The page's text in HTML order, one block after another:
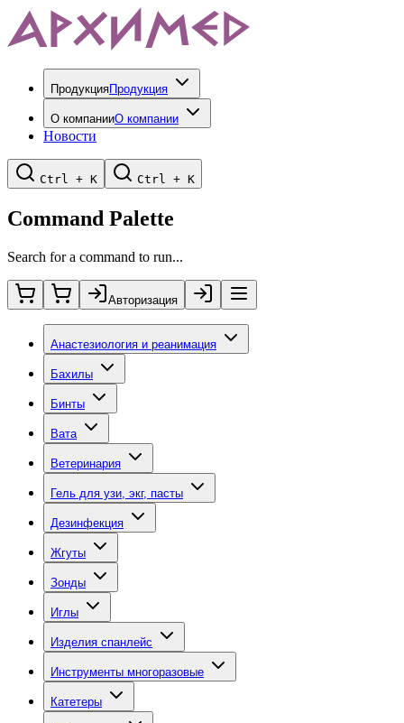
ПродукцияПродукция
О компанииО компании
Новости
Ctrl + K Ctrl + K
Command Palette
Search for a command to run...
Авторизация
Анастезиология и реанимация
Бахилы
Бинты
Вата
Ветеринария
Гель для узи, экг, пасты
Дезинфекция
Жгуты
Зонды
Иглы
Изделия спанлейс
Инструменты многоразовые
Катетеры